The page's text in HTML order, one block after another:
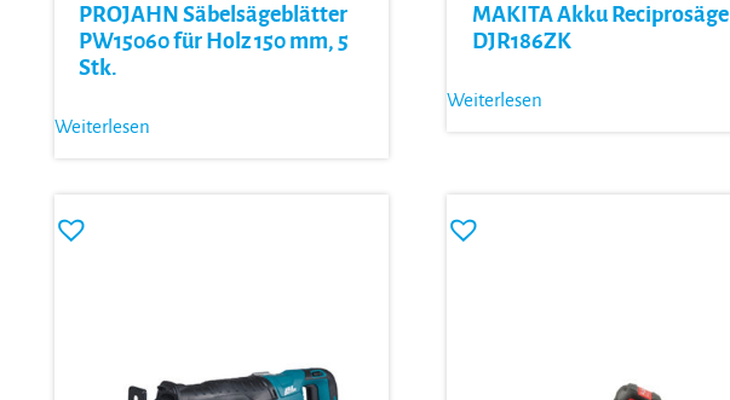
PROJAHN Säbelsägeblätter
PW15060 für Holz 150 mm, 5
Stk.
Weiterlesen
MAKITA Akku Reciprosäge
DJR186ZK
Weiterlesen